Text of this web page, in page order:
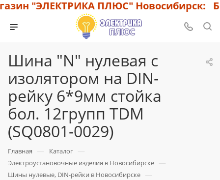
"ЭЛЕКТРИКА ПЛЮС" Новосибирск:
Шина "N" нулевая с
изолятором на DIN-
рейку 6*9мм стойка
бол. 12групп TDM
(SQ0801-0029)
Главная — Каталог —
Электроустановочные изделия в Новосибирске —
Шины нулевые, DIN-рейки в Новосибирске —